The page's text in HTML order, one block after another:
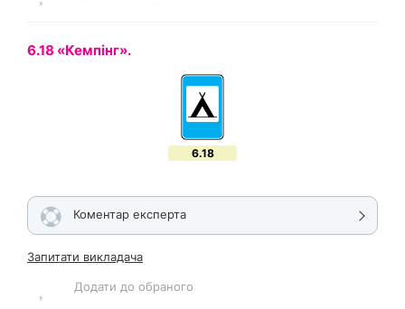
6.18 «Кемпінг».
6.18
Коментар експерта
Запитати викладача
Додати до обраного